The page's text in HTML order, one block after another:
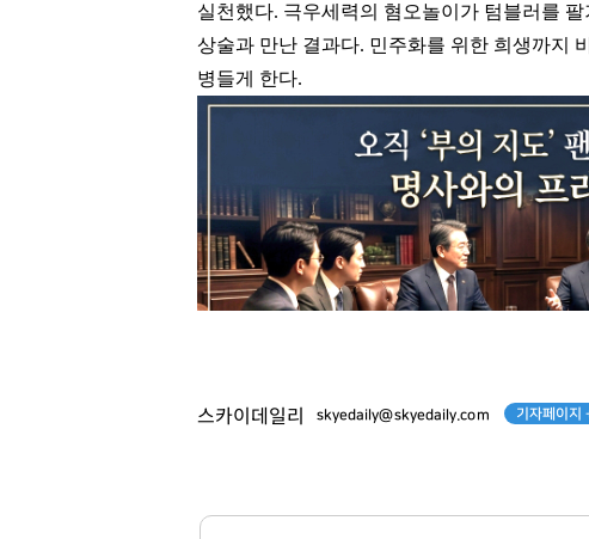
실천했다. 극우세력의 혐오놀이가 텀블러를
상술과 만난 결과다. 민주화를 위한 희생까지
병들게 한다.
스카이데일리 skyedaily@skyedaily.com 기자페이지